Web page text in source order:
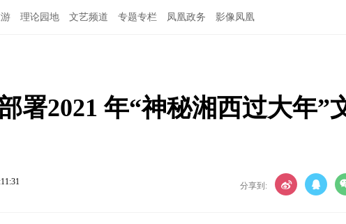
理论园地 文艺频道 专题专栏 凤凰政务 影像凤凰
署2021 年“神秘湘西过大年”
分享到: